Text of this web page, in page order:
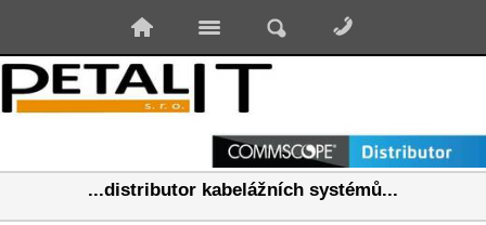
...distributor kabelážních systémů...